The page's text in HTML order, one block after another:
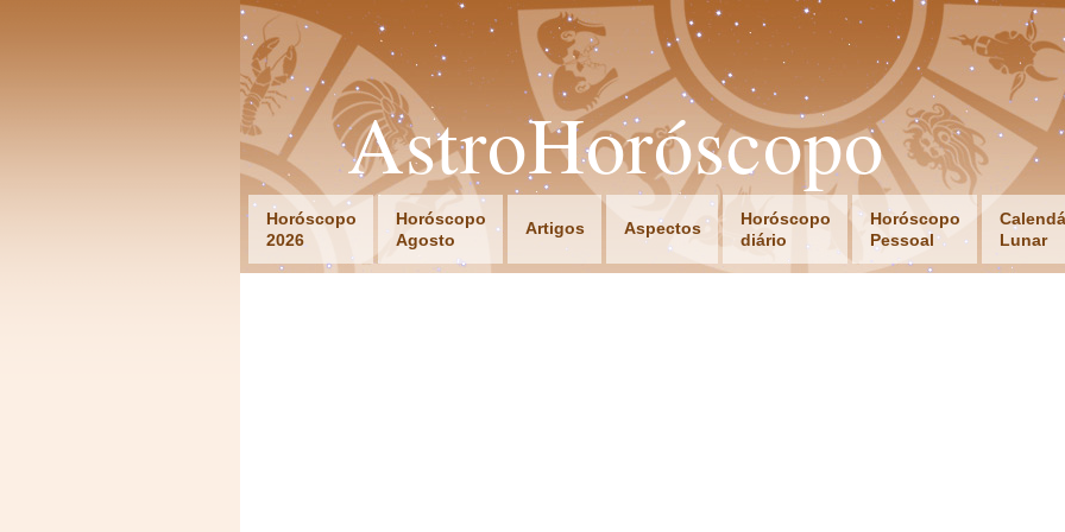
AstroHoróscopo
Horóscopo
2026
Horóscopo
Agosto
Artigos Aspectos
Horóscopo
diário
Horóscopo
Pessoal
Lunar